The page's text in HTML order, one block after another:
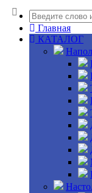
Главная
КАТАЛОГ